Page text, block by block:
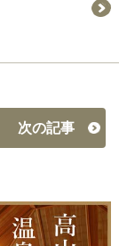
次の記事